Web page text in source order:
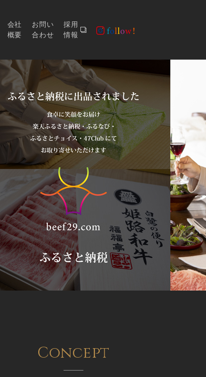
会社
概要
お問い
合わせ
採用
情報
Concept